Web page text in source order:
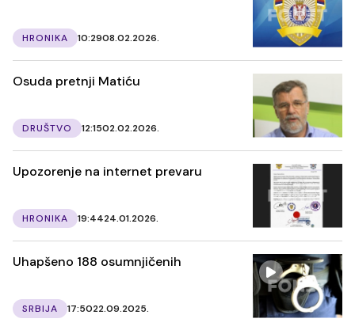
HRONIKA 10:2908.02.2026.
Osuda pretnji Matiću
DRUŠTVO 12:1502.02.2026.
Upozorenje na internet prevaru
HRONIKA 19:4424.01.2026.
Uhapšeno 188 osumnjičenih
SRBIJA 17:5022.09.2025.